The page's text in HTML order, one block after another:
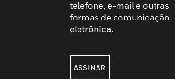
telefone, e-mail e outras
formas de comunicação
eletrônica.
ASSINAR